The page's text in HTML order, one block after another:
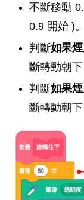
不斷移動
0.9 開始 )。
判斷如果
斷轉動朝下
判斷如果
斷轉動朝下